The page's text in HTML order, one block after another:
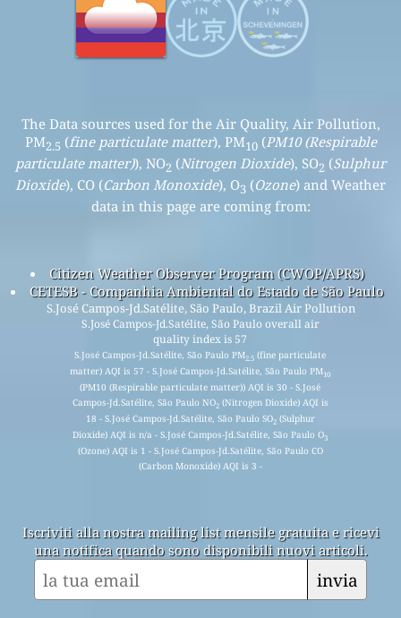
The Data sources used for the Air Quality, Air Pollution,
PM2.5 (fine particulate matter), PM10(PM10 (Respirable
particulate matter)), NO2 (Nitrogen Dioxide), SO2 (Sulphur
Dioxide), CO (Carbon Monoxide), O3 (Ozone) and Weather
data in this page are coming from:
Citizen Weather Observer Program (CWOP/APRS)
CETESB - Companhia Ambiental do Estado de São Paulo
S.José Campos-Jd.Satélite, São Paulo, Brazil Air Pollution
S.José Campos-Jd.Satélite, São Paulo overall air
quality index is 57
S.José Campos-Jd.Satélite, São Paulo PM2.5 (fine particulate
matter) AQI is 57 - S.José Campos-Jd.Satélite, São Paulo PM10
(PM10 (Respirable particulate matter)) AQI is 30 - S.José
Campos-Jd.Satélite, São Paulo NO2(Nitrogen Dioxide) AQI is
18 - S.José Campos-Jd.Satélite, São Paulo SO2(Sulphur
Dioxide) AQI is n/a - S.José Campos-Jd.Satélite, São Paulo O3
(Ozone) AQI is 1 - S.José Campos-Jd.Satélite, São Paulo CO
(Carbon Monoxide) AQI is 3 -
Iscriviti alla nostra mailing list mensile gratuita e ricevi
una notifica quando sono disponibili nuovi articoli.
invia